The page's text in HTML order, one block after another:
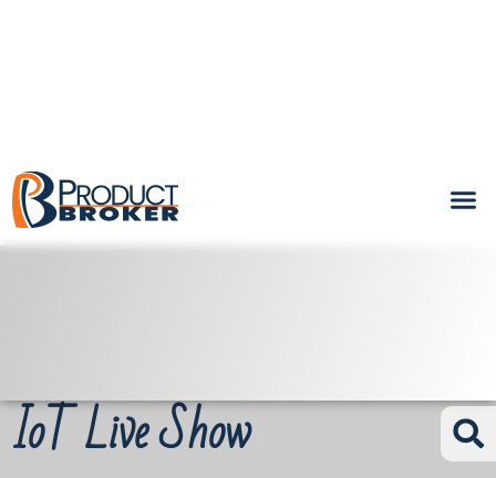
IoT Live Show